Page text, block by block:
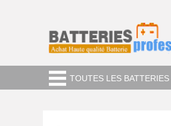
TOUTES LES BATTERIES